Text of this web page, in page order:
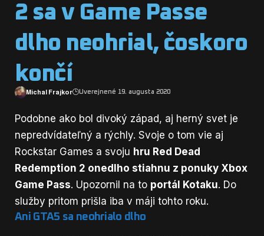
2 sa v Game Passe
dlho neohrial, čoskoro
končí
Michal Frajkor Uverejnené 19. augusta 2020
Podobne ako bol divoký západ, aj herný svet je
nepredvídateľný a rýchly. Svoje o tom vie aj
Rockstar Games a svoju hru Red Dead
Redemption 2 onedlho stiahnu z ponuky Xbox
Game Pass. Upozornil na to portál Kotaku. Do
služby pritom prišla iba v máji tohto roku.
Ani GTA5 sa neohrialo dlho